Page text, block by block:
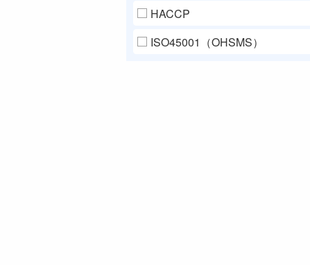
HACCP
ISO45001（OHSMS）